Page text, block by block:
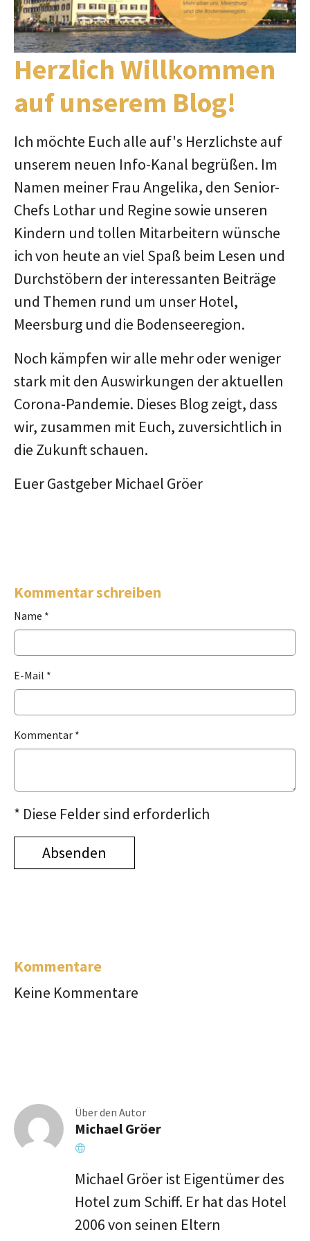
Herzlich Willkommen
auf unserem Blog!
Ich möchte Euch alle auf's Herzlichste auf
unserem neuen Info-Kanal begrüßen. Im
Namen meiner Frau Angelika, den Senior-
Chefs Lothar und Regine sowie unseren
Kindern und tollen Mitarbeitern wünsche
ich von heute an viel Spaß beim Lesen und
Durchstöbern der interessanten Beiträge
und Themen rund um unser Hotel,
Meersburg und die Bodenseeregion.
Noch kämpfen wir alle mehr oder weniger
stark mit den Auswirkungen der aktuellen
Corona-Pandemie. Dieses Blog zeigt, dass
wir, zusammen mit Euch, zuversichtlich in
die Zukunft schauen.
Euer Gastgeber Michael Gröer
Kommentar schreiben
Name *
E-Mail *
Kommentar *
* Diese Felder sind erforderlich
Absenden
Kommentare
Keine Kommentare
Über den Autor
Michael Gröer
Webseite
Michael Gröer ist Eigentümer des
Hotel zum Schiff. Er hat das Hotel
2006 von seinen Eltern